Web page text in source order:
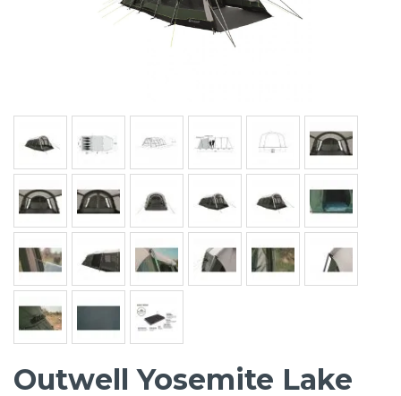
Outwell Yosemite Lake